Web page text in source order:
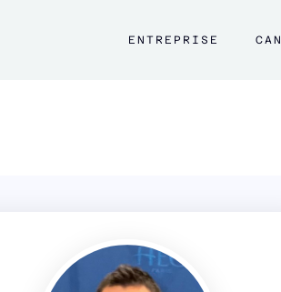
ENTREPRISE